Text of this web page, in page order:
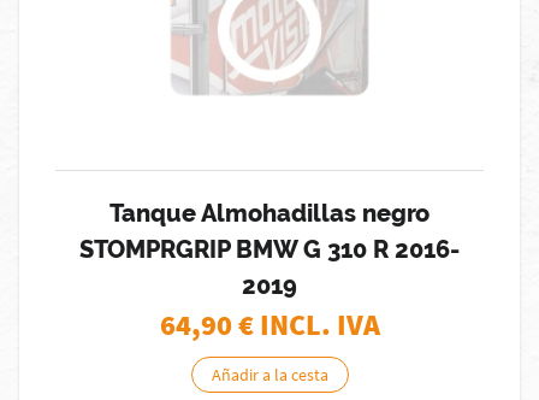
Tanque Almohadillas negro
STOMPRGRIP BMW G 310 R 2016-
2019
64,90€ INCL. IVA
Añadir a la cesta